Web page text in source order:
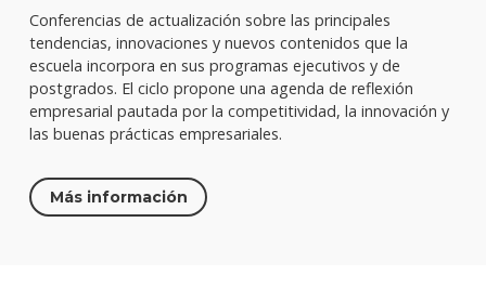
Conferencias de actualización sobre las principales
tendencias, innovaciones y nuevos contenidos que la
escuela incorpora en sus programas ejecutivos y de
postgrados. El ciclo propone una agenda de reflexión
empresarial pautada por la competitividad, la innovación y
las buenas prácticas empresariales.
Más información